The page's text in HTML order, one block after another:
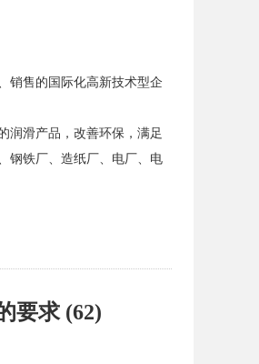
销售的国际化高新技术型企
润滑产品，改善环保，满足
钢铁厂、造纸厂、电厂、电
要求 (62)